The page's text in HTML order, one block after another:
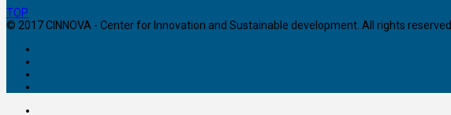
TOP
© 2017 CINNOVA - Center for Innovation and Sustainable development. All rights reserved.